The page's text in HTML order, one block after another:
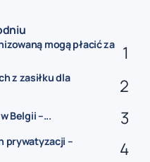
mogą płacić za
z zasiłku dla
Belgii –...
prywatyzacji –